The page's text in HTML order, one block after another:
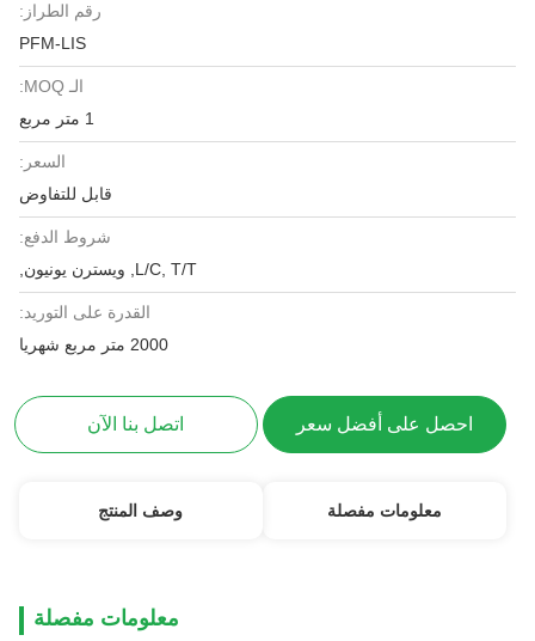
رقم الطراز:
PFM-LIS
الـ MOQ:
السعر:
قابل للتفاوض
شروط الدفع:
L/C, T/T, ويسترن يونيون,
القدرة على التوريد:
2000 متر مربع شهريا
احصل على أفضل سعر اتصل بنا الآن
معلومات مفصلة وصف المنتج
معلومات مفصلة